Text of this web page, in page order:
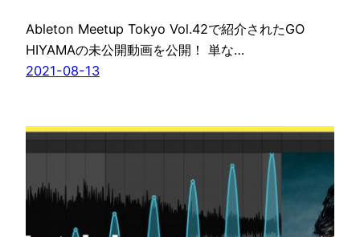
Ableton Meetup Tokyo Vol.42で紹介されたGO
HIYAMAの未公開動画を公開！ 単な…
2021-08-13